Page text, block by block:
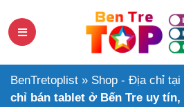
BenTretoplist » Shop - Địa chỉ tại
chỉ bán tablet ở Bến Tre uy